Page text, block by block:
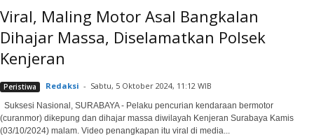
Viral, Maling Motor Asal Bangkalan
Dihajar Massa, Diselamatkan Polsek
Kenjeran
Peristiwa Redaksi - Sabtu, 5 Oktober 2024, 11:12 WIB
Suksesi Nasional, SURABAYA - Pelaku pencurian kendaraan bermotor
(curanmor) dikepung dan dihajar massa diwilayah Kenjeran Surabaya Kamis
(03/10/2024) malam. Video penangkapan itu viral di media...